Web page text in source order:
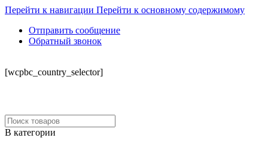
Перейти к навигации Перейти к основному содержимому
Отправить сообщение
Обратный звонок
[wcpbc_country_selector]
В категории